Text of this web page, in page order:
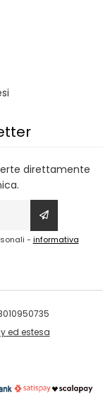
direttamente
- informativa
ed estesa